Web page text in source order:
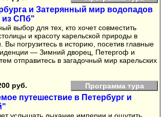
и Затерянный мир водопадов
из СПб"
выбор для тех, кто хочет совместить
и красоту карельской природы в
Вы погрузитесь в историю, посетив главные
— Зимний дворец, Петергоф и
отправитесь в загадочный мир карельских
руб. Программа тура
путешествие в Петербург и